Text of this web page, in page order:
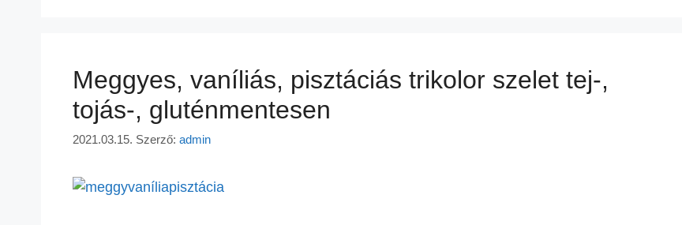
Meggyes, vaníliás, pisztáciás trikolor szelet tej-,
tojás-, gluténmentesen
2021.03.15. Szerző: admin